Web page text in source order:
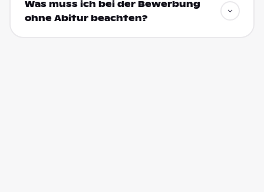
Was muss ich bei der Bewerbung
ohne Abitur beachten?